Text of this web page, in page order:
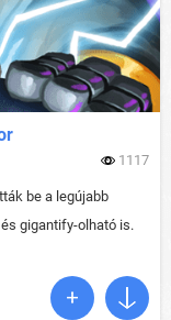
1117
be a legújabb
gigantify-olható is.